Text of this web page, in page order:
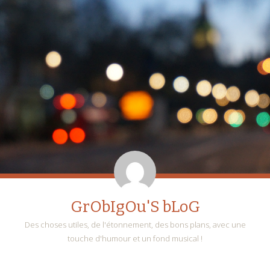
GrObIgOu'S bLoG
Des choses utiles, de l'étonnement, des bons plans, avec une
touche d'humour et un fond musical !